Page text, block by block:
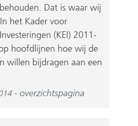
Dat is waar wij
het Kader voor
(KEI) 2011-
hoofdlijnen hoe wij de
willen bijdragen aan een
overzichtspagina